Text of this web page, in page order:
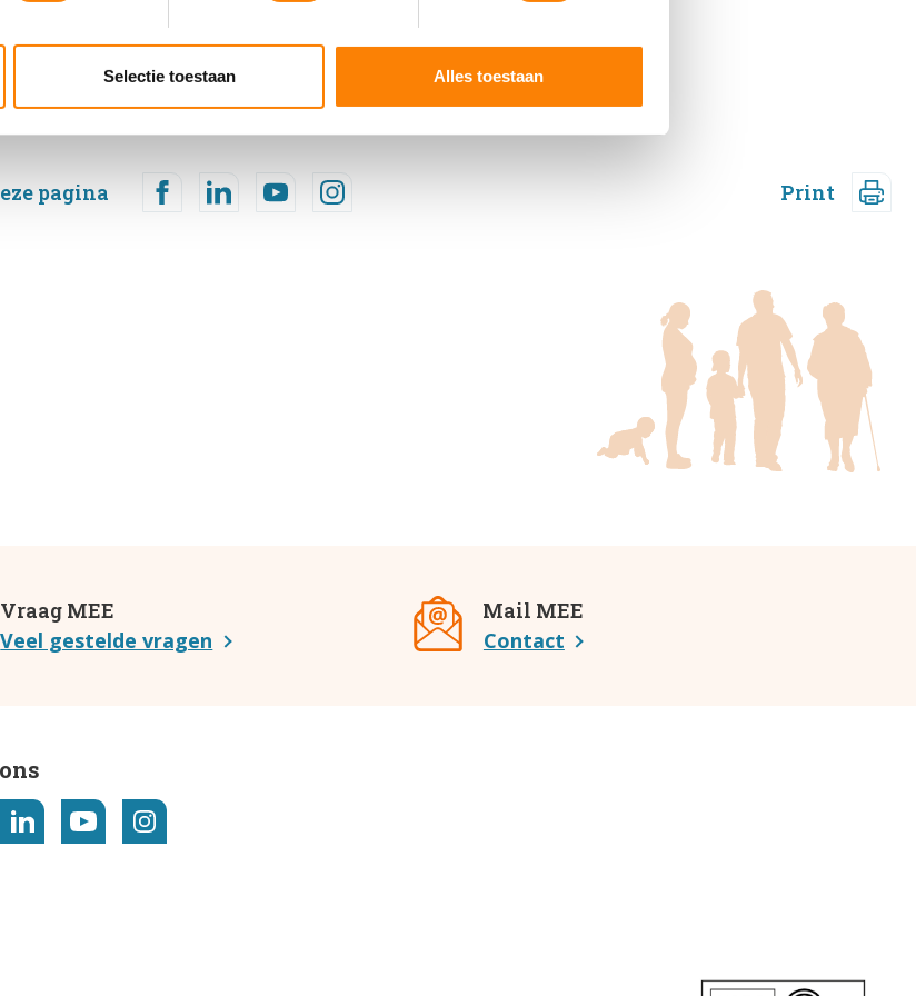
we informatie over uw gebruik van onze site met onze partners voor social
kunnen deze gegevens combineren met andere informatie die u aan ze heeft
Selectie toestaan Alles toestaan
pagina Print
Vraag MEE
Veel gestelde vragen
Mail MEE
Contact